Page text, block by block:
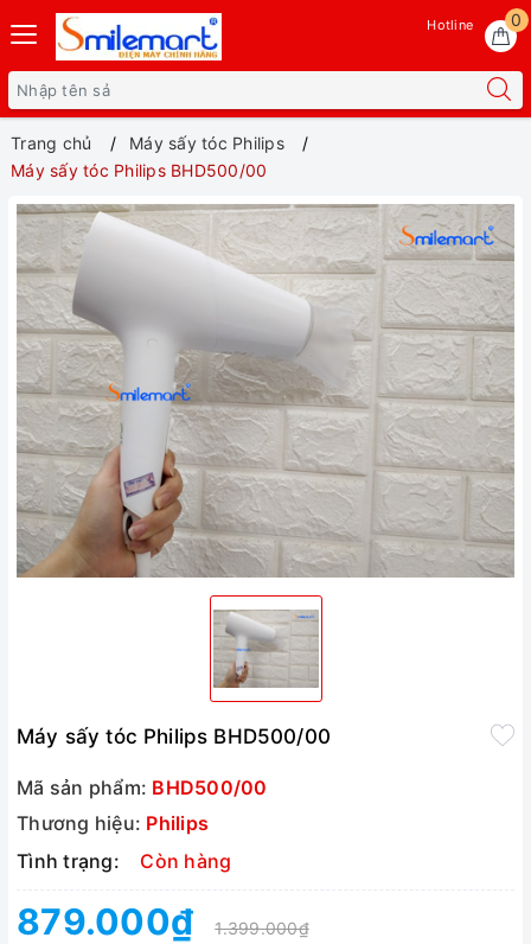
0
Hotline
Trang chủ
Máy sấy tóc Philips
Máy sấy tóc Philips BHD500/00
Máy sấy tóc Philips BHD500/00
Mã sản phẩm: BHD500/00
Thương hiệu: Philips
Tình trạng:
Còn hàng
879.000₫ 1.399.000₫